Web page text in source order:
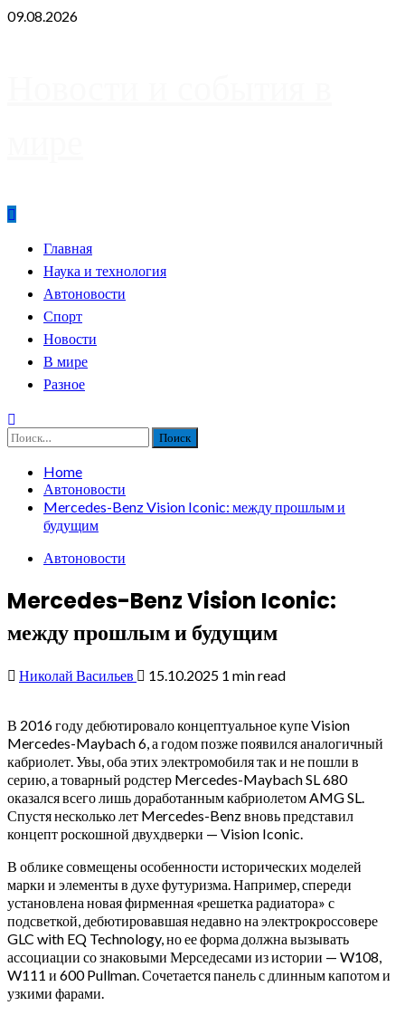
Skip
09.08.2026
PrimaryГлавная
Наука и технология
Автоновости
Спорт
Новости
В мире
Разное
Найти:
Home
Автоновости
Mercedes-Benz Vision Iconic: между прошлым и
будущим
Автоновости
Mercedes-Benz Vision Iconic:
между прошлым и будущим
Николай Васильев 15.10.2025 1 min read
В 2016 году дебютировало концептуальное купе Vision
Mercedes-Maybach 6, а годом позже появился аналогичный
кабриолет. Увы, оба этих электромобиля так и не пошли в
серию, а товарный родстер Mercedes-Maybach SL 680
оказался всего лишь доработанным кабриолетом AMG SL.
Спустя несколько лет Mercedes-Benz вновь представил
концепт роскошной двухдверки — Vision Iconic.
В облике совмещены особенности исторических моделей
марки и элементы в духе футуризма. Например, спереди
установлена новая фирменная «решетка радиатора» с
подсветкой, дебютировавшая недавно на электрокроссовере
GLC with EQ Technology, но ее форма должна вызывать
ассоциации со знаковыми Мерседесами из истории — W108,
W111 и 600 Pullman. Сочетается панель с длинным капотом и
узкими фарами.